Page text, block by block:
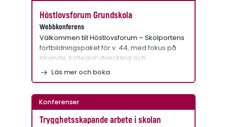
Höstlovsforum Grundskola
Webbkonferens
Välkommen till Höstlovsforum – Skolportens
fortbildningspaket för v. 44, med fokus på
lärande, kollegial utveckling och…
Läs mer och boka
Konferenser
Trygghetsskapande arbete i skolan